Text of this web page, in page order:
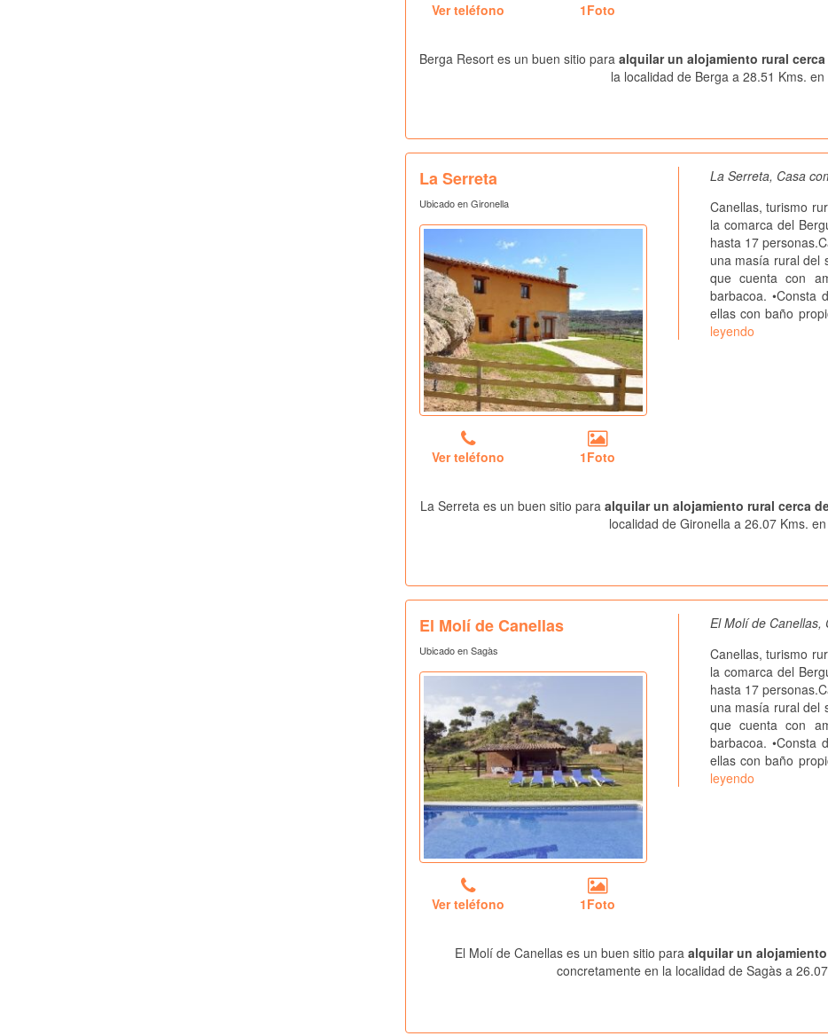
Ver teléfono 1Foto
Berga Resort es un buen sitio para alquilar un alojamiento rural
la localidad de Berga a 28.51 Kms.
La Serreta
Ubicado en Gironella
Ver teléfono 1Foto
La Serreta, Casa
Canellas, turismo
la comarca del
hasta 17
una masía rural del
que cuenta con
barbacoa. •Consta
ellas con baño
leyendo
La Serreta es un buen sitio para alquilar un alojamiento rural cerca
localidad de Gironella a 26.07 Kms.
El Molí de Canellas
Ubicado en Sagàs
Ver teléfono 1Foto
El Molí de Canellas,
Canellas, turismo
la comarca del
hasta 17
una masía rural del
que cuenta con
barbacoa. •Consta
ellas con baño
leyendo
El Molí de Canellas es un buen sitio paraalquilar un
concretamente en la localidad de Sagàs a